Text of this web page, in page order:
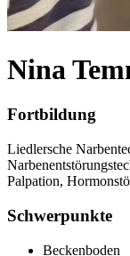
Nina
Fortbildung
Liedlersche
Palpation,
Schwerpunkte
Beckenboden